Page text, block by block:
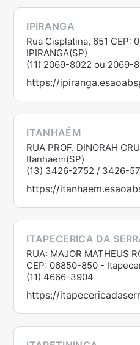
IPIRANGA
Rua Cisplatina, 651 CEP:
IPIRANGA(SP)
(11) 2069-8022 ou 2069-
https://
ITANHAÉM
RUA PROF. DINORAH
Itanhaem(SP)
(13) 3426-2752 / 3426-
https://
ITAPECERICA DA
RUA: MAJOR MATHEUS
CEP: 06850-850 -
(11) 4666-3904
https://